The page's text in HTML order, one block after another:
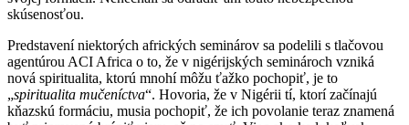
skúsenosťou.
Predstavení niektorých afrických seminárov sa podelili s tlačovou
agentúrou ACI Africa o to, že v nigérijských seminároch vzniká
nová spiritualita, ktorú mnohí môžu ťažko pochopiť, je to
„spiritualita mučeníctva“. Hovoria, že v Nigérii tí, ktorí začínajú
kňazskú formáciu, musia pochopiť, že ich povolanie teraz znamená